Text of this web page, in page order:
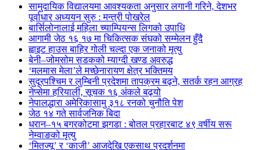
सामुदायिक विद्यालयमा आवश्यकता अनुसार लगानी गरिने, देशभर
पूर्वाधार अध्ययन सुरु : मन्त्री पोखरेल
बार्सिलोनालाई महिला च्याम्पियन्स लिगको उपाधि
आगामी जेठ १६ १७ मा चिकित्सक संघको सम्मेलन हुँदै
ह्वाइट हाउस बाहिर गोली चल्दा एक जनाको मृत्यु
बेनी–जोमसोम सडकको म्याग्दी खण्ड अवरुद्ध
‘मलमास मेला’ले मच्छेनारायण क्षेत्र भक्तिमय
सुदूरपश्चिम र लुम्बिनी प्रदेशमा तापक्रम बढ्ने, सतर्क रहन आग्रह
नेप्सेमा हरियाली, सूचक १६ अंकले बढ्यो
नेपालद्धारा अमेरिकासामु ३१८ रनको चुनौति पेश
जेठ १४ गते सार्वजनिक बिदा
धरान–१५ बगरकोटमा झगडा : बोतल प्रहारबाट ४९ वर्षीय सरू
नेम्वाङको मृत्यु
‘मितज्यू’ र ‘काजी’ आजदेखि एकसाथ प्रदर्शनमा